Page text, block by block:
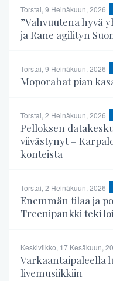
Torstai, 9 Heinäkuun, 2026
”Vahvuutena hyvä
ja Rane agilityn
Torstai, 9 Heinäkuun, 2026
Moporahat pian
Torstai, 2 Heinäkuun, 2026
Pelloksen
viivästynyt –
konteista
Torstai, 2 Heinäkuun, 2026
Enemmän tilaa ja
Treenipankki teki
Keskiviikko, 17 Kesäkuun,
Varkaantaipaleella
livemusiikkiin